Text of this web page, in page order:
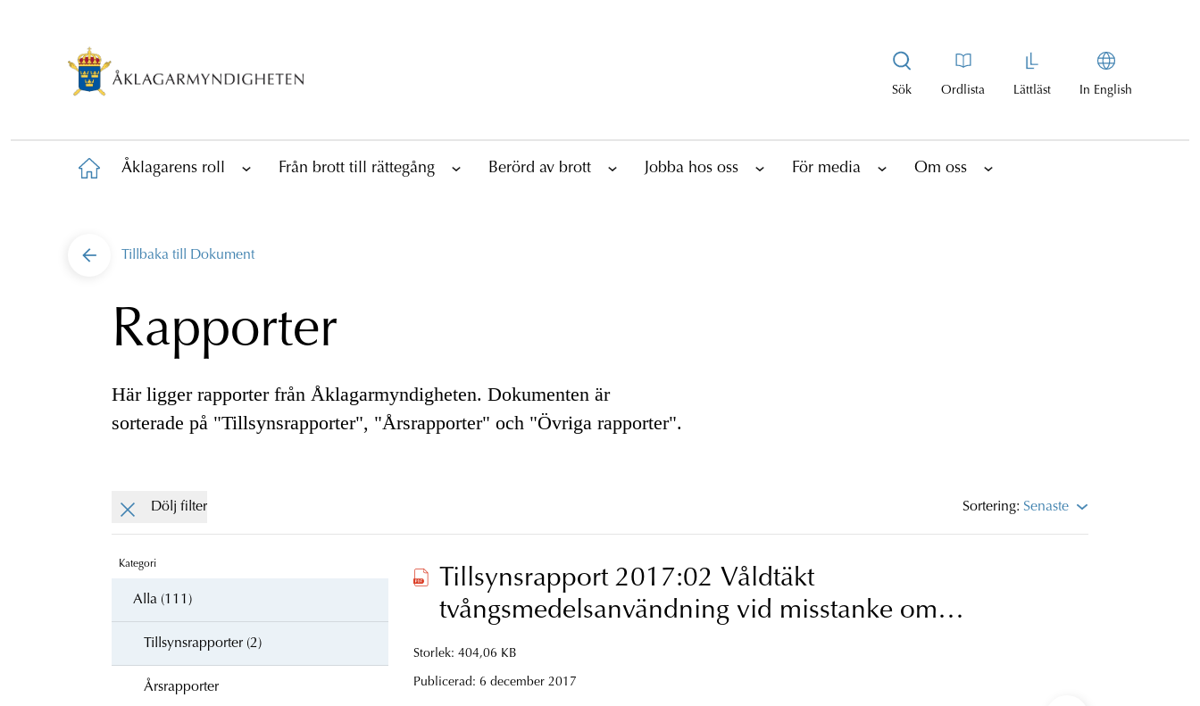
Sök Ordlista Lättläst In English
Åklagarens roll Från brott till rättegång Berörd av brott Jobba hos oss För media Om oss
Tillbaka till Dokument
Rapporter
Här ligger rapporter från Åklagarmyndigheten. Dokumenten är
sorterade på "Tillsynsrapporter", "Årsrapporter" och "Övriga rapporter".
Dölj filter
Kategori
Alla (111)
Tillsynsrapporter (2)
Årsrapporter
Sortering:Senaste
Tillsynsrapport 2017:02 Våldtäkt
tvångsmedelsanvändning vid misstanke om
våldtäkt
Storlek: 404,06 KB
Publicerad: 6 december 2017